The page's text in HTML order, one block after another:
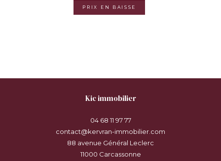
PRIX EN BAISSE
kic immobilier
04 68 11 97 77
contact@kervran-immobilier.com
88 avenue Général Leclerc
11000
carcassonne